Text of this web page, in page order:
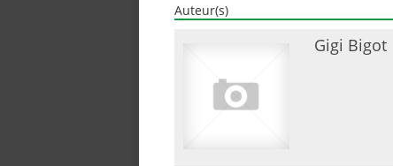
Auteur(s)
Gigi Bigot